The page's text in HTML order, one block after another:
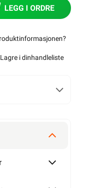
LEGG I ORDRE
Lagre i dinhandleliste
6 leder